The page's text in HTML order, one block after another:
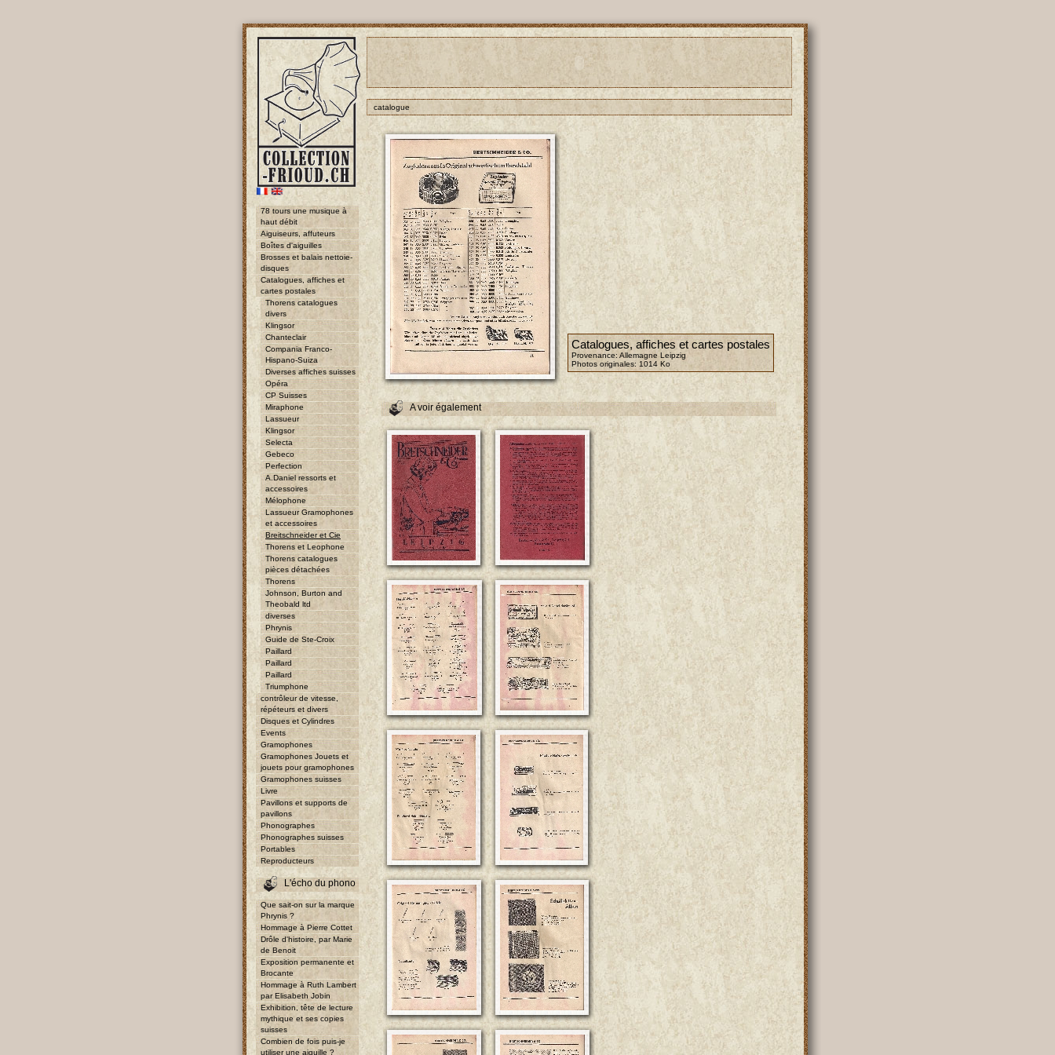
78 tours une musique à
haut débit
Aiguiseurs, affuteurs
Boîtes d'aiguilles
Brosses et balais nettoie-
disques
Catalogues, affiches et
cartes postales
Thorens catalogues
divers
Klingsor
Chanteclair
Compania Franco-
Hispano-Suiza
Diverses affiches suisses
Opéra
CP Suisses
Miraphone
Lassueur
Klingsor
Selecta
Gebeco
Perfection
A.Daniel ressorts et
accessoires
Mélophone
Lassueur Gramophones
et accessoires
Breitschneider et Cie
Thorens et Leophone
Thorens catalogues
pièces détachées
Thorens
Johnson, Burton and
Theobald ltd
diverses
Phrynis
Guide de Ste-Croix
Paillard
Paillard
Paillard
Triumphone
contrôleur de vitesse,
répéteurs et divers
Disques et Cylindres
Events
Gramophones
Gramophones Jouets et
jouets pour gramophones
Gramophones suisses
Livre
Pavillons et supports de
pavillons
Phonographes
Phonographes suisses
Portables
Reproducteurs
L'écho du phono
Que sait-on sur la marque
Phrynis ?
Hommage à Pierre Cottet
Drôle d'histoire, par Marie
de Benoit
Exposition permanente et
Brocante
Hommage à Ruth Lambert
par Elisabeth Jobin
Exhibition, tête de lecture
mythique et ses copies
suisses
Combien de fois puis-je
utiliser une aiguille ?
catalogue
Catalogues, affiches et cartes postales
Provenance: Allemagne Leipzig
Photos originales: 1014 Ko
A voir également